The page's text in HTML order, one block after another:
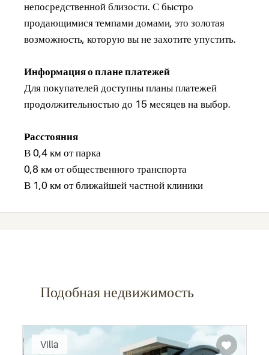
непосредственной близости. С быстро
продающимися темпами домами, это золотая
возможность, которую вы не захотите упустить.
Информация о плане платежей
Для покупателей доступны планы платежей
продолжительностью до 15 месяцев на выбор.
Расстояния
В 0,4 км от парка
0,8 км от общественного транспорта
В 1,0 км от ближайшей частной клиники
Подобная недвижимость
Villa
Recommended